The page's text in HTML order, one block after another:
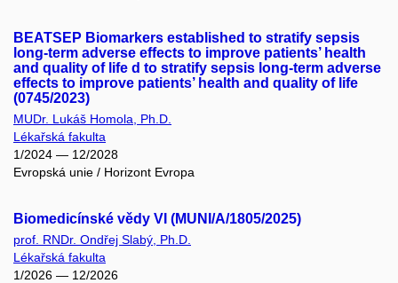
BEATSEP Biomarkers established to stratify sepsis
long-term adverse effects to improve patients’ health
and quality of life d to stratify sepsis long-term adverse
effects to improve patients’ health and quality of life
(0745/2023)
MUDr. Lukáš Homola, Ph.D.
Lékařská fakulta
1/2024 — 12/2028
Evropská unie / Horizont Evropa
Biomedicínské vědy VI (MUNI/A/1805/2025)
prof. RNDr. Ondřej Slabý, Ph.D.
Lékařská fakulta
1/2026 — 12/2026